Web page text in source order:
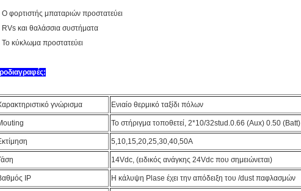
Ο φορτιστής μπαταριών προστατεύει
RVs και θαλάσσια συστήματα
Το κύκλωμα προστατεύει
γνώρισμα Ενιαίο θερμικό ταξίδι πόλων
Το στήριγμα τοποθετεί, 2*10/32stud.0.66 (Aux) 0.50 (Batt)
5,10,15,20,25,30,40,50A
14Vdc, (ειδικός ανάγκης 24Vdc που σημειώνεται)
IP Η κάλυψη Plase έχει την απόδειξη του /dust παφλασμών